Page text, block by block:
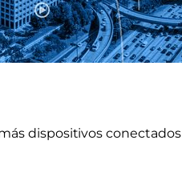
dispositivos conectados